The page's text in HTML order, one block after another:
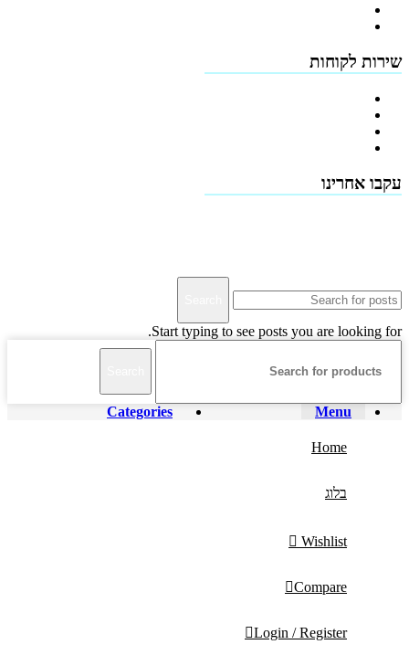
שירות לקוחות
עקבו אחרינו
Start typing to see posts you are looking for.
Menu
Categories
Home
בלוג
Wishlist
Compare
Login / Register